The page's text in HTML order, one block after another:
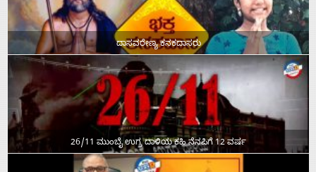
ದಾಸವರೇಣ್ಯ ಕನಕದಾಸರು
26/11 ಮುಂಬೈ ಉಗ್ರ ದಾಳಿಯ ಕಹಿ ನೆನಪಿಗೆ 12 ವರ್ಷ